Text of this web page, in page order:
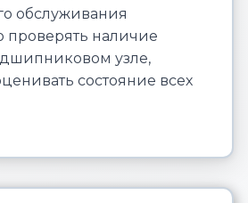
обслуживания
проверять наличие
узле,
состояние всех